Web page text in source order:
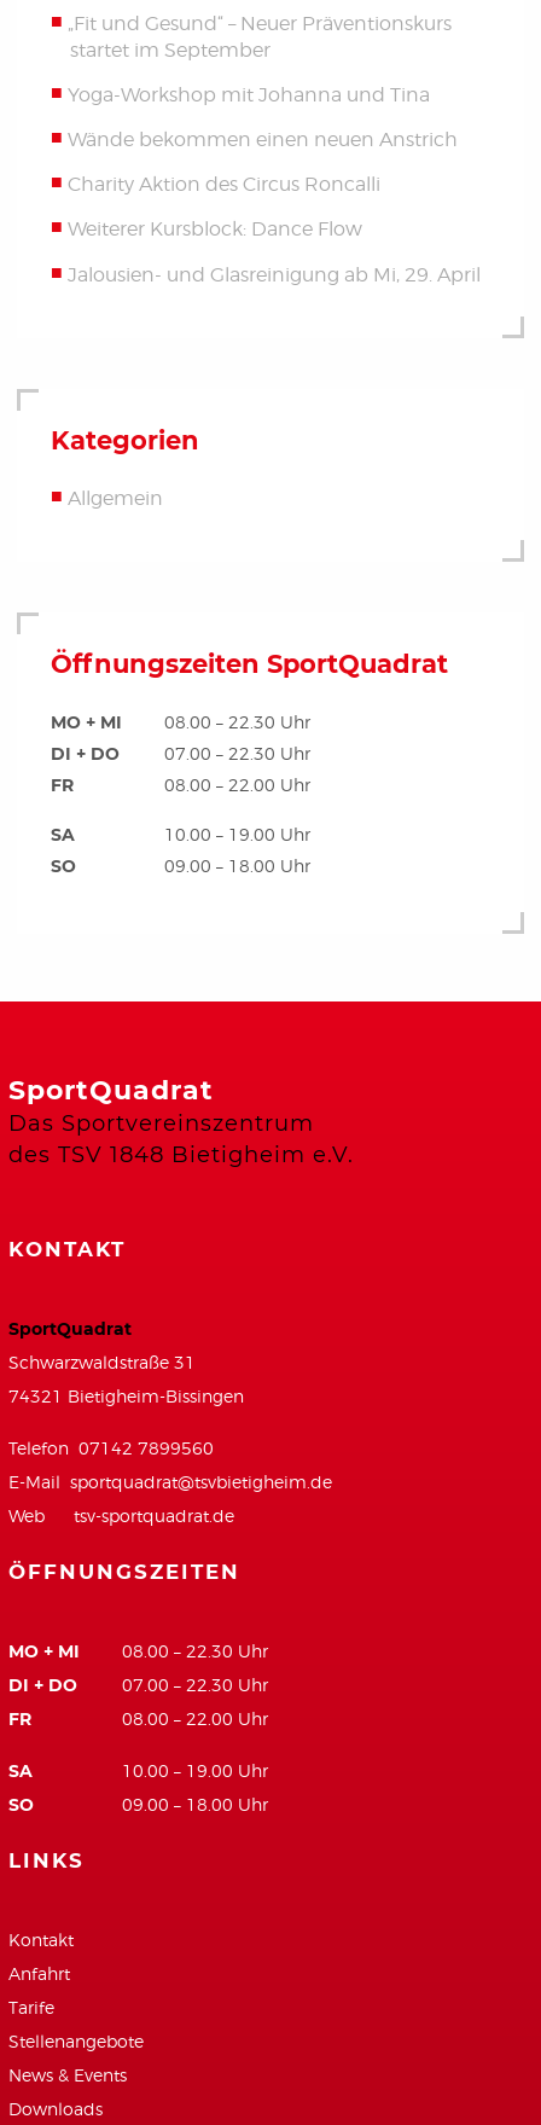
„Fit und Gesund“ – Neuer Präventionskurs
startet im September
Yoga-Workshop mit Johanna und Tina
Wände bekommen einen neuen Anstrich
Charity Aktion des Circus Roncalli
Weiterer Kursblock: Dance Flow
Jalousien- und Glasreinigung ab Mi, 29. April
Kategorien
Allgemein
Öffnungszeiten SportQuadrat
MO + MI 08.00 – 22.30 Uhr
DI + DO 07.00 – 22.30 Uhr
FR 08.00 – 22.00 Uhr
SA 10.00 – 19.00 Uhr
SO 09.00 – 18.00 Uhr
SportQuadrat
Das Sportvereinszentrum
des TSV 1848 Bietigheim e.V.
KONTAKT
SportQuadrat
Schwarzwaldstraße 31
74321 Bietigheim-Bissingen
Telefon 07142 7899560
E-Mail sportquadrat@tsvbietigheim.de
Web tsv-sportquadrat.de
ÖFFNUNGSZEITEN
MO + MI 08.00 – 22.30 Uhr
DI + DO 07.00 – 22.30 Uhr
FR 08.00 – 22.00 Uhr
SA 10.00 – 19.00 Uhr
SO 09.00 – 18.00 Uhr
LINKS
Kontakt
Anfahrt
Tarife
Stellenangebote
News & Events
Downloads